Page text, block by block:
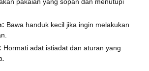
Bawa handuk kecil jika ingin melakukan
Hormati adat istiadat dan aturan yang
WhatsApp